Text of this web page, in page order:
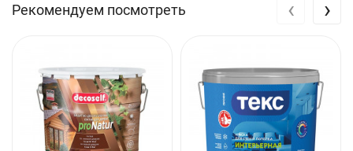
Рекомендуем посмотреть ‹ ›